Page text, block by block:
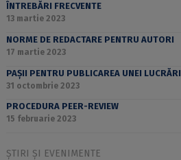
ÎNTREBĂRI FRECVENTE
13 martie 2023
NORME DE REDACTARE PENTRU AUTORI
17 martie 2023
PAȘII PENTRU PUBLICAREA UNEI LUCRĂRI
31 octombrie 2023
PROCEDURA PEER-REVIEW
15 februarie 2023
ȘTIRI ȘI EVENIMENTE